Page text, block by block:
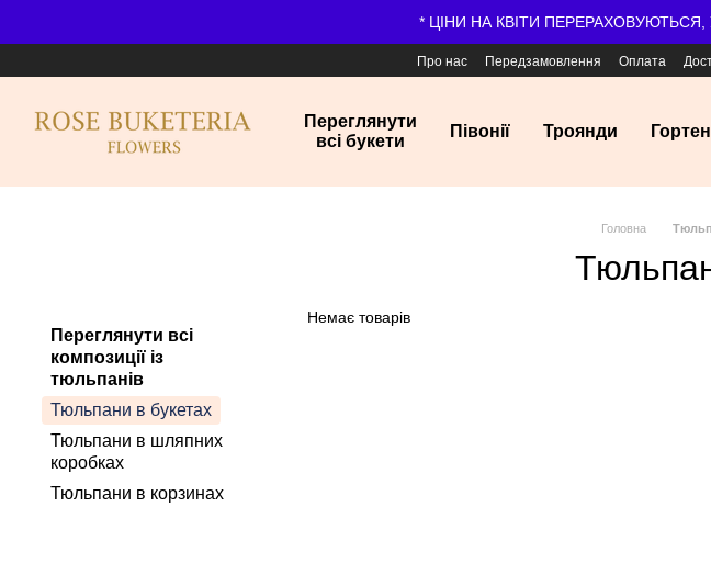
* ЦІНИ НА КВІТИ
Про нас Передзамовлення Оплата
Переглянути
всі букети
Півонії Троянди
Головна
Немає товарів
Переглянути всі
композиції із
тюльпанів
Тюльпани в букетах
Тюльпани в шляпних
коробках
Тюльпани в корзинах